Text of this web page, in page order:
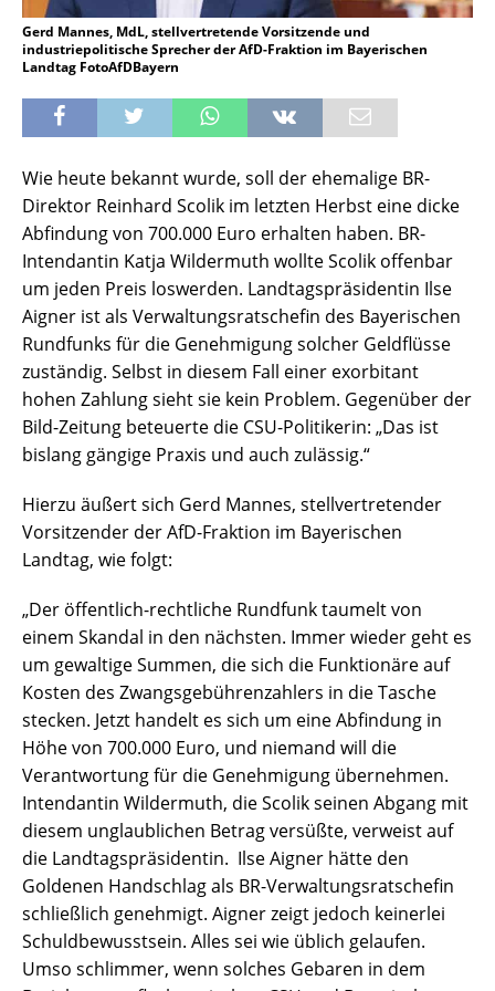
Gerd Mannes, MdL, stellvertretende Vorsitzende und
industriepolitische Sprecher der AfD-Fraktion im Bayerischen
Landtag FotoAfDBayern
Wie heute bekannt wurde, soll der ehemalige BR-
Direktor Reinhard Scolik im letzten Herbst eine dicke
Abfindung von 700.000 Euro erhalten haben. BR-
Intendantin Katja Wildermuth wollte Scolik offenbar
um jeden Preis loswerden. Landtagspräsidentin Ilse
Aigner ist als Verwaltungsratschefin des Bayerischen
Rundfunks für die Genehmigung solcher Geldflüsse
zuständig. Selbst in diesem Fall einer exorbitant
hohen Zahlung sieht sie kein Problem. Gegenüber der
Bild-Zeitung beteuerte die CSU-Politikerin: „Das ist
bislang gängige Praxis und auch zulässig.“
Hierzu äußert sich Gerd Mannes, stellvertretender
Vorsitzender der AfD-Fraktion im Bayerischen
Landtag, wie folgt:
„Der öffentlich-rechtliche Rundfunk taumelt von
einem Skandal in den nächsten. Immer wieder geht es
um gewaltige Summen, die sich die Funktionäre auf
Kosten des Zwangsgebührenzahlers in die Tasche
stecken. Jetzt handelt es sich um eine Abfindung in
Höhe von 700.000 Euro, und niemand will die
Verantwortung für die Genehmigung übernehmen.
Intendantin Wildermuth, die Scolik seinen Abgang mit
diesem unglaublichen Betrag versüßte, verweist auf
die Landtagspräsidentin. Ilse Aigner hätte den
Goldenen Handschlag als BR-Verwaltungsratschefin
schließlich genehmigt. Aigner zeigt jedoch keinerlei
Schuldbewusstsein. Alles sei wie üblich gelaufen.
Umso schlimmer, wenn solches Gebaren in dem